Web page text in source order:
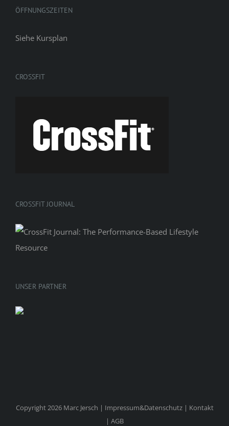
ÖFFNUNGSZEITEN
Siehe Kursplan
CROSSFIT
CROSSFIT JOURNAL
UNSER PARTNER
Copyright 2026 Marc Jersch | Impressum&Datenschutz| Kontakt
| AGB